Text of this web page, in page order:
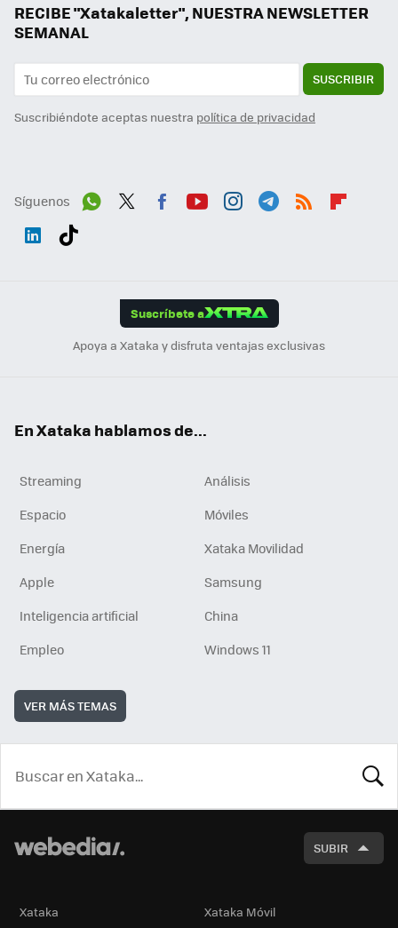
RECIBE "Xatakaletter", NUESTRA NEWSLETTER
SEMANAL
SUSCRIBIR
Suscribiéndote aceptas nuestra política de privacidad
Síguenos
Suscríbete a
Apoya a Xataka y disfruta ventajas exclusivas
En Xataka hablamos de...
Streaming
Análisis
Espacio
Móviles
Energía
Xataka Movilidad
Apple
Samsung
Inteligencia artificial
China
Empleo
Windows 11
VER MÁS TEMAS
SUBIR
Xataka Xataka Móvil